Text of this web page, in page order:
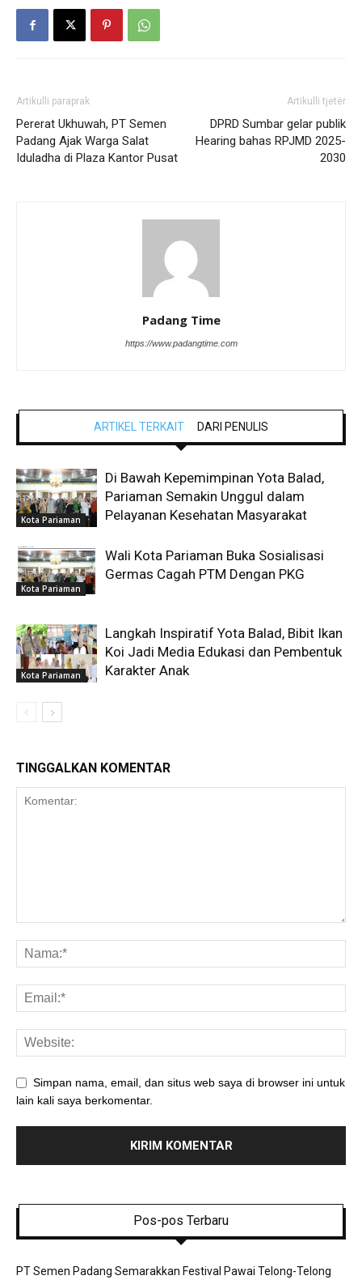
Artikulli paraprak
Pererat Ukhuwah, PT Semen
Padang Ajak Warga Salat
Iduladha di Plaza Kantor Pusat
Artikulli tjetër
DPRD Sumbar gelar publik
Hearing bahas RPJMD 2025-
2030
Padang Time
https://www.padangtime.com
ARTIKEL TERKAIT DARI PENULIS
Kota Pariaman
Di Bawah Kepemimpinan Yota Balad,
Pariaman Semakin Unggul dalam
Pelayanan Kesehatan Masyarakat
Kota Pariaman
Wali Kota Pariaman Buka Sosialisasi
Germas Cagah PTM Dengan PKG
Kota Pariaman
Langkah Inspiratif Yota Balad, Bibit Ikan
Koi Jadi Media Edukasi dan Pembentuk
Karakter Anak
TINGGALKAN KOMENTAR
Simpan nama, email, dan situs web saya di browser ini untuk
lain kali saya berkomentar.
Pos-pos Terbaru
PT Semen Padang Semarakkan Festival Pawai Telong-Telong